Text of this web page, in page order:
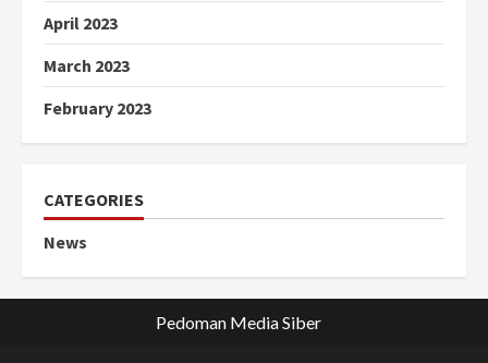
April 2023
March 2023
February 2023
CATEGORIES
News
Pedoman Media Siber